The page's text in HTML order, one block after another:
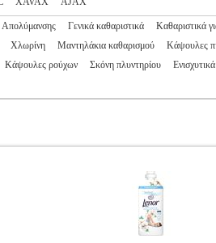
Απολύμανσης Γενικά καθαριστικά Καθαριστικά
Χλωρίνη Μαντηλάκια καθαρισμού Κάψουλες
Κάψουλες ρούχων Σκόνη πλυντηρίου